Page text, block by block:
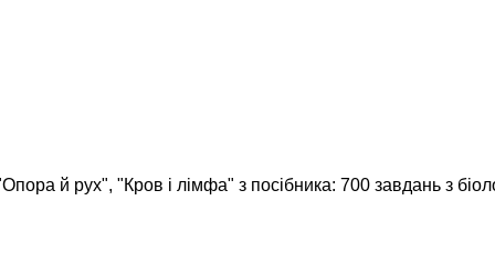
й рух", "Кров і лімфа" з посібника: 700 завдань з